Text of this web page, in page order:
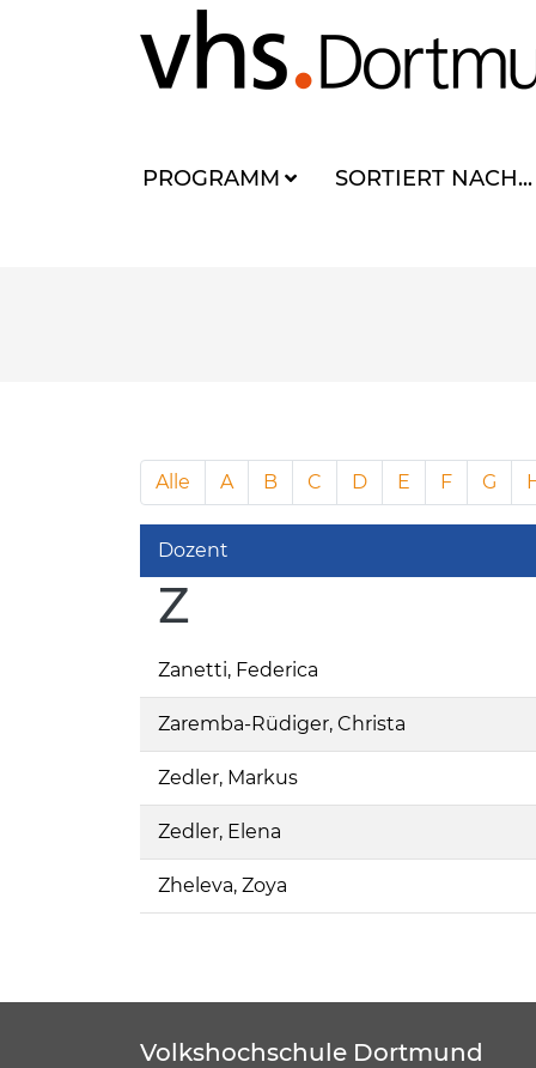
PROGRAMM SORTIERT NACH...
Alle A B C D E F G
Dozent
Z
Zanetti, Federica
Zaremba-Rüdiger, Christa
Zedler, Markus
Zedler, Elena
Zheleva, Zoya
Volkshochschule Dortmund